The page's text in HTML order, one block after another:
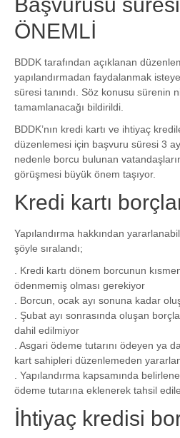
Başvurusu
ÖNEMLİ
BDDK tarafından açıklanan
yapılandırmadan faydalanmak
süresi tanındı. Söz konusu sürenin
tamamlanacağı bildirildi.
BDDK’nın kredi kartı ve ihtiyaç
düzenlemesi için başvuru süresi 3
nedenle borcu bulunan
görüşmesi büyük önem taşıyor.
Kredi kartı
Yapılandırma hakkından
şöyle sıralandı;
. Kredi kartı dönem borcunun
ödenmemiş olması gerekiyor
. Borcun, ocak ayı sonuna kadar
. Şubat ayı sonrasında oluşan
dahil edilmiyor
. Asgari ödeme tutarını ödeyen ya
kart sahipleri düzenlemeden
. Yapılandırma kapsamında
ödeme tutarına eklenerek tahsil
İhtiyaç kredisi